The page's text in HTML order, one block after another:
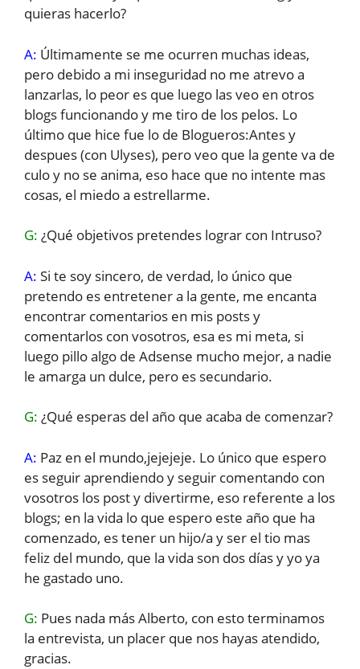
quieras hacerlo?
A: Últimamente se me ocurren muchas ideas,
pero debido a mi inseguridad no me atrevo a
lanzarlas, lo peor es que luego las veo en otros
blogs funcionando y me tiro de los pelos. Lo
último que hice fue lo de Blogueros:Antes y
despues (con Ulyses), pero veo que la gente va de
culo y no se anima, eso hace que no intente mas
cosas, el miedo a estrellarme.
G: ¿Qué objetivos pretendes lograr con Intruso?
A: Si te soy sincero, de verdad, lo único que
pretendo es entretener a la gente, me encanta
encontrar comentarios en mis posts y
comentarlos con vosotros, esa es mi meta, si
luego pillo algo de Adsense mucho mejor, a nadie
le amarga un dulce, pero es secundario.
G: ¿Qué esperas del año que acaba de comenzar?
A: Paz en el mundo,jejejeje. Lo único que espero
es seguir aprendiendo y seguir comentando con
vosotros los post y divertirme, eso referente a los
blogs; en la vida lo que espero este año que ha
comenzado, es tener un hijo/a y ser el tio mas
feliz del mundo, que la vida son dos días y yo ya
he gastado uno.
G: Pues nada más Alberto, con esto terminamos
la entrevista, un placer que nos hayas atendido,
gracias.